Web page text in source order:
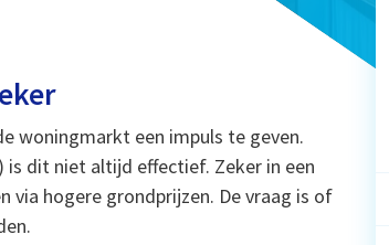
woningmarkt een impuls te geven.
is dit niet altijd effectief. Zeker in een
hogere grondprijzen. De vraag is of